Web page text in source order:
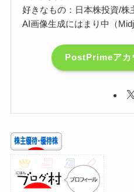
好きなもの：日本株投資/株
AI画像生成にはまり中（
PostPrimeアカ